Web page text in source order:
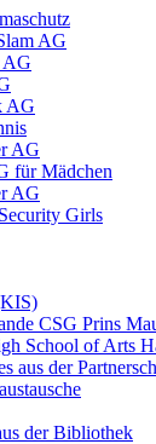
AG
AG
AG
AG
für Mädchen
AG
Girls
CSG Prins
School of Arts
aus der
der Bibliothek